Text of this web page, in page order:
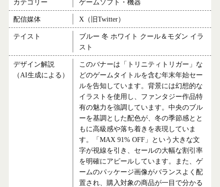
カテゴリー ゲームソフト・機器
配信媒体 X（旧Twitter）
テイスト
ブルー 冬 ホワイト クール＆モダン イラ
スト
デザイン解説
（AI生成による）
このバナーは「トリニティトリガー」な
どのゲームタイトルを含む年末年始セー
ルを告知しています。背景には幻想的な
イラストを使用し、ファンタジー作品特
有の魅力を強調しています。中央のブル
ーを基調とした配色が、冬の季節感とと
もに高級感や落ち着きを表現していま
す。「MAX 91% OFF」という大きな文
字が視線を引き、セールの大幅な割引率
を明確にアピールしています。また、ゲ
ームのパッケージ画像がバランスよく配
置され、購入対象の商品が一目で分かる